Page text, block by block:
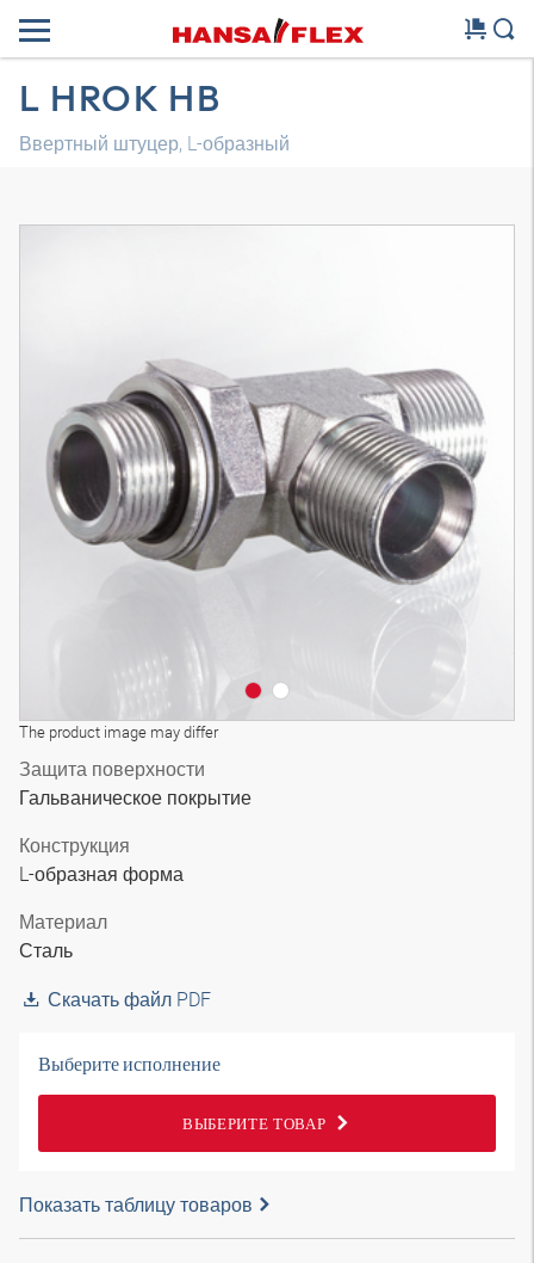
L HROK HB
Ввертный штуцер, L-образный
The product image may differ
Защита поверхности
Гальваническое покрытие
Конструкция
L-образная форма
Материал
Сталь
Скачать файл PDF
Выберите исполнение
ВЫБЕРИТЕ ТОВАР
Показать таблицу товаров